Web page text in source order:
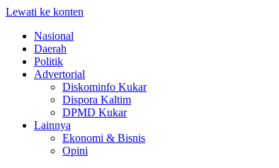
Lewati ke konten
Nasional
Daerah
Politik
Advertorial
Diskominfo Kukar
Dispora Kaltim
DPMD Kukar
Lainnya
Ekonomi & Bisnis
Opini